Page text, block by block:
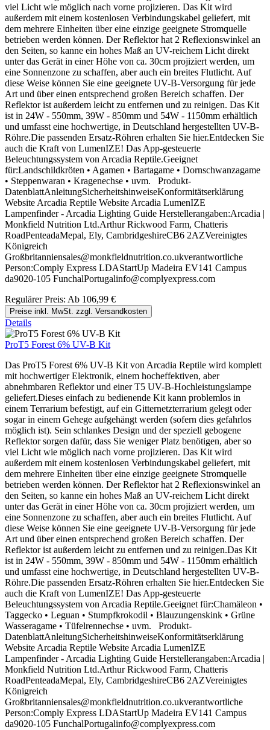
viel Licht wie möglich nach vorne projizieren. Das Kit wird
außerdem mit einem kostenlosen Verbindungskabel geliefert, mit
dem mehrere Einheiten über eine einzige geeignete Stromquelle
betrieben werden können. Der Reflektor hat 2 Reflexionswinkel an
den Seiten, so kanne ein hohes Maß an UV-reichem Licht direkt
unter das Gerät in einer Höhe von ca. 30cm projiziert werden, um
eine Sonnenzone zu schaffen, aber auch ein breites Flutlicht. Auf
diese Weise können Sie eine geeignete UV-B-Versorgung für jede
Art und über einen entsprechend großen Bereich schaffen. Der
Reflektor ist außerdem leicht zu entfernen und zu reinigen. Das Kit
ist in 24W - 550mm, 39W - 850mm und 54W - 1150mm erhältlich
und umfasst eine hochwertige, in Deutschland hergestellten UV-B-
Röhre.Die passenden Ersatz-Röhren erhalten Sie hier.Entdecken Sie
auch die Kraft von LumenIZE! Das App-gesteuerte
Beleuchtungssystem von Arcadia Reptile.Geeignet
für:Landschildkröten • Agamen • Bartagame • Dornschwanzagame
• Steppenwaran • Kragenechse • uvm. Produkt-
DatenblattAnleitungSicherheitshinweiseKonformitätserklärung
Website Arcadia Reptile Website Arcadia LumenIZE
Lampenfinder - Arcadia Lighting Guide Herstellerangaben:Arcadia |
Monkfield Nutrition Ltd.Arthur Rickwood Farm, Chatteris
RoadPenteadaMepal, Ely, CambridgeshireCB6 2AZVereinigtes
Königreich
Großbritanniensales@monkfieldnutrition.co.ukverantwortliche
Person:Comply Express LDAStartUp Madeira EV141 Campus
da9020-105 FunchalPortugalinfo@complyexpress.com
Regulärer Preis: Ab 106,99 €
Preise inkl. MwSt. zzgl. Versandkosten
Details
ProT5 Forest 6% UV-B Kit
Das ProT5 Forest 6% UV-B Kit von Arcadia Reptile wird komplett
mit hochwertiger Elektronik, einem hocheffektiven, aber
abnehmbaren Reflektor und einer T5 UV-B-Hochleistungslampe
geliefert.Dieses einfach zu bedienende Kit kann problemlos in
einem Terrarium befestigt, auf ein Gitternetzterrarium gelegt oder
sogar in einem Gehege aufgehängt werden (sofern dies gefahrlos
möglich ist). Sein schlankes Design und der speziell gebogene
Reflektor sorgen dafür, dass Sie weniger Platz benötigen, aber so
viel Licht wie möglich nach vorne projizieren. Das Kit wird
außerdem mit einem kostenlosen Verbindungskabel geliefert, mit
dem mehrere Einheiten über eine einzige geeignete Stromquelle
betrieben werden können. Der Reflektor hat 2 Reflexionswinkel an
den Seiten, so kanne ein hohes Maß an UV-reichem Licht direkt
unter das Gerät in einer Höhe von ca. 30cm projiziert werden, um
eine Sonnenzone zu schaffen, aber auch ein breites Flutlicht. Auf
diese Weise können Sie eine geeignete UV-B-Versorgung für jede
Art und über einen entsprechend großen Bereich schaffen. Der
Reflektor ist außerdem leicht zu entfernen und zu reinigen.Das Kit
ist in 24W - 550mm, 39W - 850mm und 54W - 1150mm erhältlich
und umfasst eine hochwertige, in Deutschland hergestellten UV-B-
Röhre.Die passenden Ersatz-Röhren erhalten Sie hier.Entdecken Sie
auch die Kraft von LumenIZE! Das App-gesteuerte
Beleuchtungssystem von Arcadia Reptile.Geeignet für:Chamäleon •
Taggecko • Leguan • Stumpfkrokodil • Blauzungenskink • Grüne
Wasseragame • Tüfelrennechse • uvm. Produkt-
DatenblattAnleitungSicherheitshinweiseKonformitätserklärung
Website Arcadia Reptile Website Arcadia LumenIZE
Lampenfinder - Arcadia Lighting Guide Herstellerangaben:Arcadia |
Monkfield Nutrition Ltd.Arthur Rickwood Farm, Chatteris
RoadPenteadaMepal, Ely, CambridgeshireCB6 2AZVereinigtes
Königreich
Großbritanniensales@monkfieldnutrition.co.ukverantwortliche
Person:Comply Express LDAStartUp Madeira EV141 Campus
da9020-105 FunchalPortugalinfo@complyexpress.com